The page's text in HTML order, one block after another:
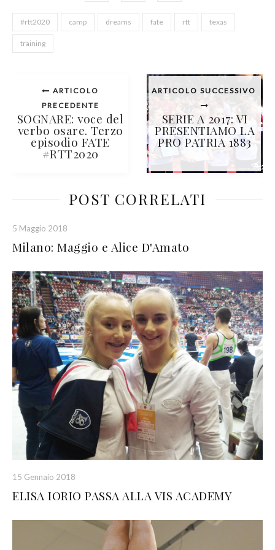
#rtt2020 camp dreams fate rtt texas
training
ARTICOLO
PRECEDENTE
SOGNARE: voce del
verbo osare. Terzo
episodio FATE
#RTT2020
ARTICOLO SUCCESSIVO
SERIE A 2017: VI
PRESENTIAMO LA
PRO PATRIA 1883
POST CORRELATI
5 Maggio 2018
Milano: Maggio e Alice D'Amato
15 Gennaio 2018
ELISA IORIO PASSA ALLA VIS ACADEMY